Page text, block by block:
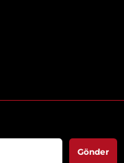
Gönder